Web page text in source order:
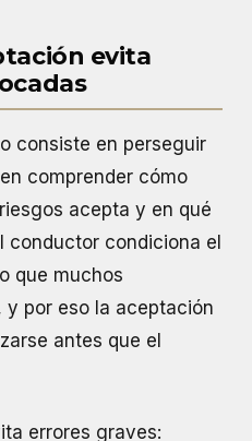
evita
consiste en perseguir
comprender cómo
acepta y en qué
conductor condiciona el
que muchos
y por eso la aceptación
antes que el
errores graves: